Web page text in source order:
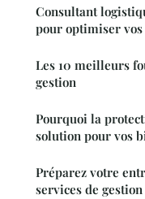
Consultant
pour optimiser vos
Les 10 meilleurs
gestion
Pourquoi la
solution pour vos
Préparez votre
services de gestion